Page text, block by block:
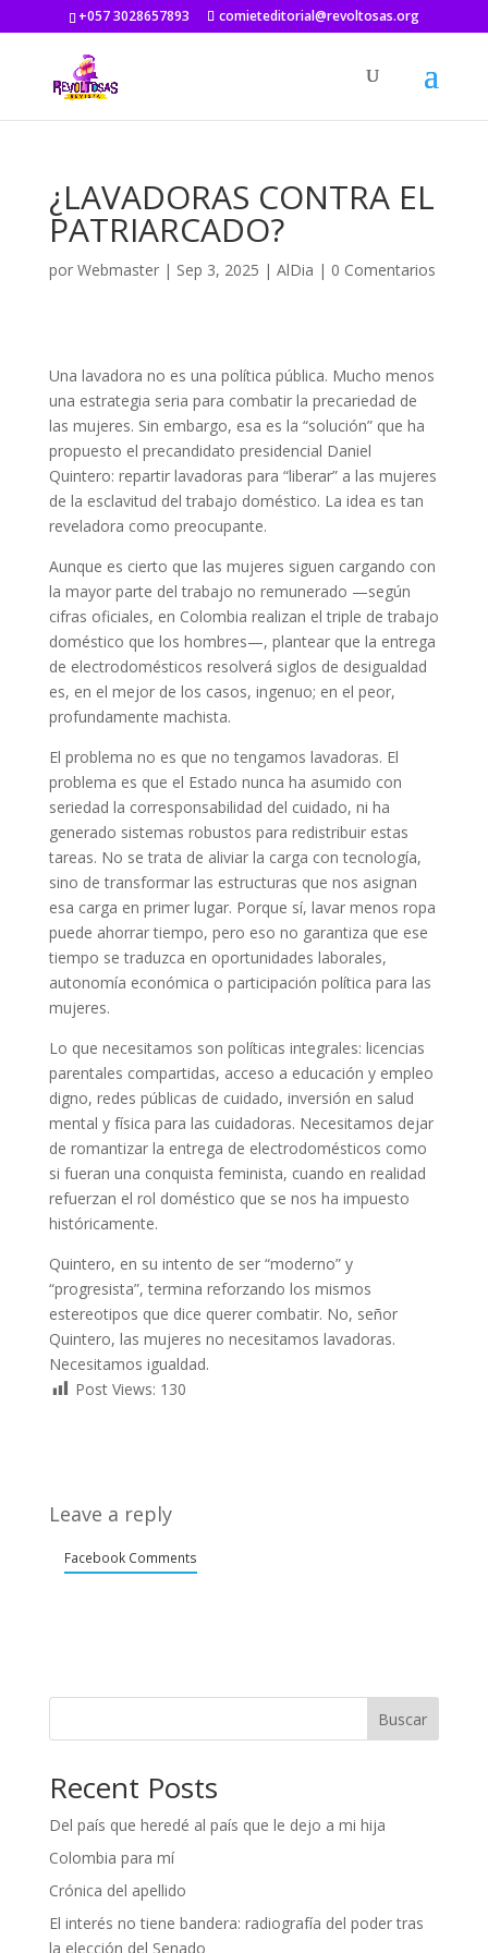
+057 3028657893 comieteditorial@revoltosas.org
¿LAVADORAS CONTRA EL
PATRIARCADO?
por Webmaster| Sep 3, 2025 | AlDia | 0 Comentarios
Una lavadora no es una política pública. Mucho menos
una estrategia seria para combatir la precariedad de
las mujeres. Sin embargo, esa es la “solución” que ha
propuesto el precandidato presidencial Daniel
Quintero: repartir lavadoras para “liberar” a las mujeres
de la esclavitud del trabajo doméstico. La idea es tan
reveladora como preocupante.
Aunque es cierto que las mujeres siguen cargando con
la mayor parte del trabajo no remunerado —según
cifras oficiales, en Colombia realizan el triple de trabajo
doméstico que los hombres—, plantear que la entrega
de electrodomésticos resolverá siglos de desigualdad
es, en el mejor de los casos, ingenuo; en el peor,
profundamente machista.
El problema no es que no tengamos lavadoras. El
problema es que el Estado nunca ha asumido con
seriedad la corresponsabilidad del cuidado, ni ha
generado sistemas robustos para redistribuir estas
tareas. No se trata de aliviar la carga con tecnología,
sino de transformar las estructuras que nos asignan
esa carga en primer lugar. Porque sí, lavar menos ropa
puede ahorrar tiempo, pero eso no garantiza que ese
tiempo se traduzca en oportunidades laborales,
autonomía económica o participación política para las
mujeres.
Lo que necesitamos son políticas integrales: licencias
parentales compartidas, acceso a educación y empleo
digno, redes públicas de cuidado, inversión en salud
mental y física para las cuidadoras. Necesitamos dejar
de romantizar la entrega de electrodomésticos como
si fueran una conquista feminista, cuando en realidad
refuerzan el rol doméstico que se nos ha impuesto
históricamente.
Quintero, en su intento de ser “moderno” y
“progresista”, termina reforzando los mismos
estereotipos que dice querer combatir. No, señor
Quintero, las mujeres no necesitamos lavadoras.
Necesitamos igualdad.
Post Views: 130
Leave a reply
Facebook Comments
Buscar
Recent Posts
Del país que heredé al país que le dejo a mi hija
Colombia para mí
Crónica del apellido
El interés no tiene bandera: radiografía del poder tras
la elección del Senado